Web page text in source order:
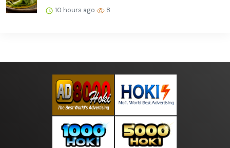
10 hours ago 8